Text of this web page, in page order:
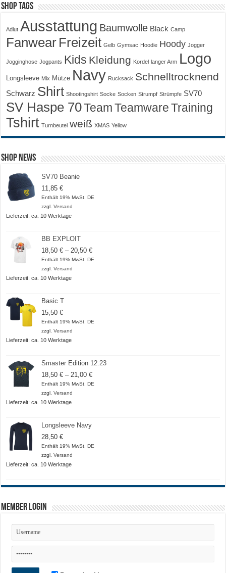
Shop Tags
Adlut Ausstattung Baumwolle Black Camp
Fanwear Freizeit Gelb Gymsac Hoodie Hoody Jogger
Jogginghose Jogpants Kids Kleidung Kordel langer Arm Logo
Longsleeve Mix Mütze Navy Rucksack Schnelltrocknend
Schwarz Shirt Shootingshirt Socke Socken Strumpf Strümpfe SV70
SV Haspe 70Team Teamware Training
Tshirt Turnbeutel weiß XMAS Yellow
Shop News
SV70 Beanie
11,85€
Enthält 19% MwSt. DE
zzgl.Versand
Lieferzeit: ca. 10 Werktage
BB EXPLOIT
18,50€ – 20,50€Preisspanne:
18,50 €
Enthält 19% MwSt. DE
zzgl.Versand
Lieferzeit: ca. 10 Werktage
Basic T
15,50€
Enthält 19% MwSt. DE
zzgl.Versand
Lieferzeit: ca. 10 Werktage
Smaster Edition 12.23
18,50€ – 21,00€Preisspanne:
18,50 €
Enthält 19% MwSt. DE
zzgl.Versand
Lieferzeit: ca. 10 Werktage
Longsleeve Navy
28,50€
Enthält 19% MwSt. DE
zzgl.Versand
Lieferzeit: ca. 10 Werktage
Member Login